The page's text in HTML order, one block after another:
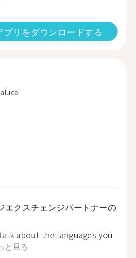
プリをダウンロードする
エクスチェンジパートナーの
about the languages you
と見る